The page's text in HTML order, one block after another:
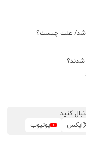
شد/ علت چیست؟
کنید
ایکس یوتیوب